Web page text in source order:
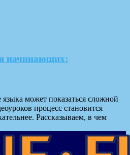
начинающих:
может показаться сложной
процесс становится
Рассказываем, в чем